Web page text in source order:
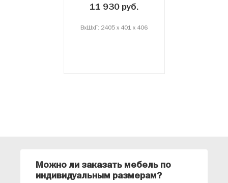
11 930 руб.
ВxШxГ: 2405 x 401 x 406
Можно ли заказать мебель по
индивидуальным размерам?